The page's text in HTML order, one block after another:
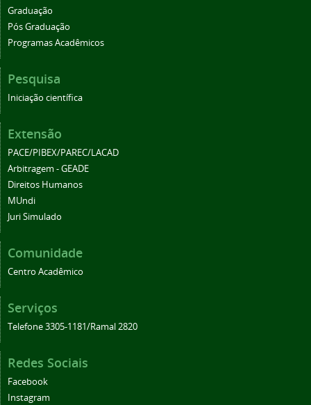
Graduação
Pós Graduação
Programas Acadêmicos
Pesquisa
Iniciação científica
Extensão
PACE/PIBEX/PAREC/LACAD
Arbitragem - GEADE
Direitos Humanos
MUndi
Juri Simulado
Comunidade
Centro Acadêmico
Serviços
Telefone 3305-1181/Ramal 2820
Redes Sociais
Facebook
Instagram